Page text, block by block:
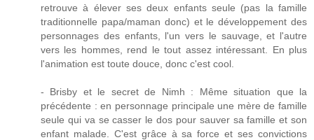
retrouve à élever ses deux enfants seule (pas la famille
traditionnelle papa/maman donc) et le développement des
personnages des enfants, l'un vers le sauvage, et l'autre
vers les hommes, rend le tout assez intéressant. En plus
l'animation est toute douce, donc c'est cool.
- Brisby et le secret de Nimh : Même situation que la
précédente : en personnage principale une mère de famille
seule qui va se casser le dos pour sauver sa famille et son
enfant malade. C'est grâce à sa force et ses convictions